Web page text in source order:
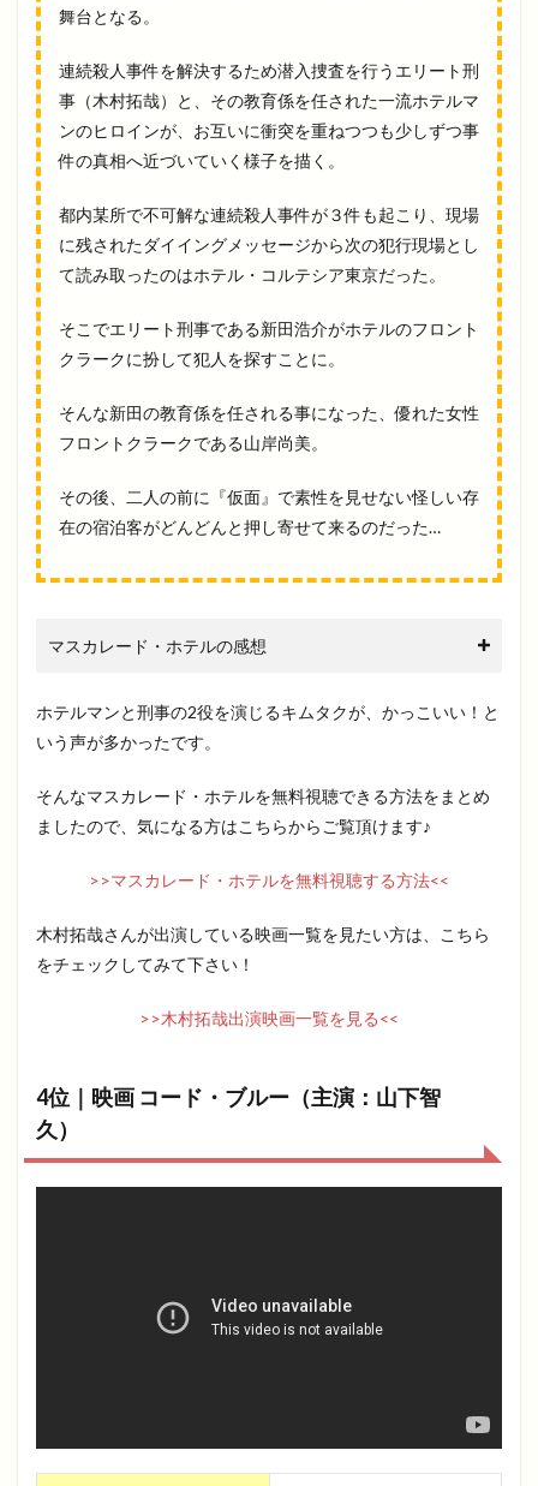
舞台となる。
連続殺人事件を解決するため潜入捜査を行うエリート刑
事（木村拓哉）と、その教育係を任された一流ホテルマ
ンのヒロインが、お互いに衝突を重ねつつも少しずつ事
件の真相へ近づいていく様子を描く。
都内某所で不可解な連続殺人事件が３件も起こり、現場
に残されたダイイングメッセージから次の犯行現場とし
て読み取ったのはホテル・コルテシア東京だった。
そこでエリート刑事である新田浩介がホテルのフロント
クラークに扮して犯人を探すことに。
そんな新田の教育係を任される事になった、優れた女性
フロントクラークである山岸尚美。
その後、二人の前に『仮面』で素性を見せない怪しい存
在の宿泊客がどんどんと押し寄せて来るのだった…
マスカレード・ホテルの感想
ホテルマンと刑事の2役を演じるキムタクが、かっこいい！と
いう声が多かったです。
そんなマスカレード・ホテルを無料視聴できる方法をまとめ
ましたので、気になる方はこちらからご覧頂けます♪
>>マスカレード・ホテルを無料視聴する方法<<
木村拓哉さんが出演している映画一覧を見たい方は、こちら
をチェックしてみて下さい！
>>木村拓哉出演映画一覧を見る<<
4位｜映画 コード・ブルー（主演：山下智
久）